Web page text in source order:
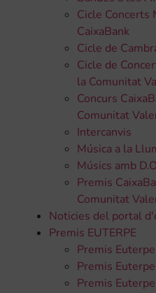
Cicle Concerts
CaixaBank
Cicle de
Cicle de
la Comunitat
Concurs
Comunitat
Intercanvis
Música a la
Músics amb
Premis
Comunitat
Noticies del portal
Premis EUTERPE
Premis
Premis
Premis